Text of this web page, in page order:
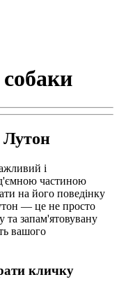
Лутон
і
частиною
на його поведінку
— це не просто
та запам'ятовувану
вашого
кличку